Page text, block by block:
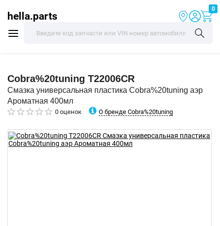
hella.parts
0
Cobra%20tuning T22006CR
Смазка универсальная пластика Cobra%20tuning аэр
Ароматная 400мл
0 оценок О бренде Cobra%20tuning